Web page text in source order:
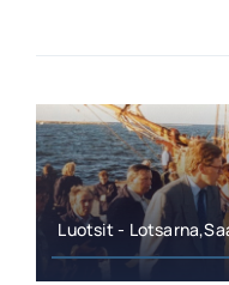
Luotsit -